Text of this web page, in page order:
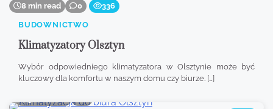
8 min read 0 336
BUDOWNICTWO
Klimatyzatory Olsztyn
Wybór odpowiedniego klimatyzatora w Olsztynie może być
kluczowy dla komfortu w naszym domu czy biurze. […]